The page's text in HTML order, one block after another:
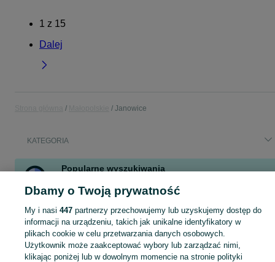
1 z 15
Dalej
Janowice
KATEGORIA
Popularne wyszukiwania
przedłużacz 400v przedłużacz 5x
żmijka do zboża
automat paszowy
przedłużacz siłowy
Skorzystaj z największego serwisu ogłoszeniowego - Janowice i okolice! Kupuj to, czego pragniesz i sprzedawaj to, czego już nie potrzebujesz! Zobacz
Dbamy o Twoją prywatność
My i nasi 447partnerzy przechowujemy lub uzyskujemy dostęp do
informacji na urządzeniu, takich jak unikalne identyfikatory w
plikach cookie w celu przetwarzania danych osobowych.
Użytkownik może zaakceptować wybory lub zarządzać nimi,
klikając poniżej lub w dowolnym momencie na stronie polityki